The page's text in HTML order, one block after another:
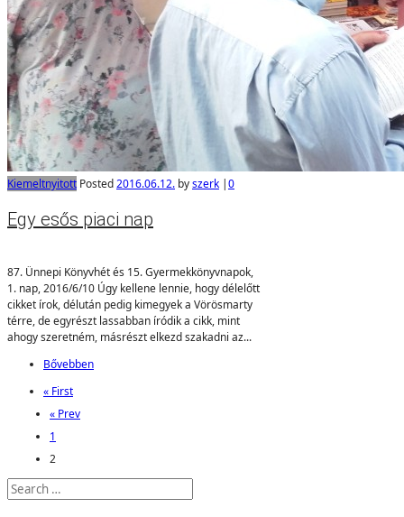
Kiemeltnyitott Posted2016.06.12. byszerk |0
Egy esős piaci nap
87. Ünnepi Könyvhét és 15. Gyermekkönyvnapok,
1. nap, 2016/6/10 Úgy kellene lennie, hogy délelőtt
cikket írok, délután pedig kimegyek a Vörösmarty
térre, de egyrészt lassabban íródik a cikk, mint
ahogy szeretném, másrészt elkezd szakadni az...
Bővebben
« First
« Prev
1
2